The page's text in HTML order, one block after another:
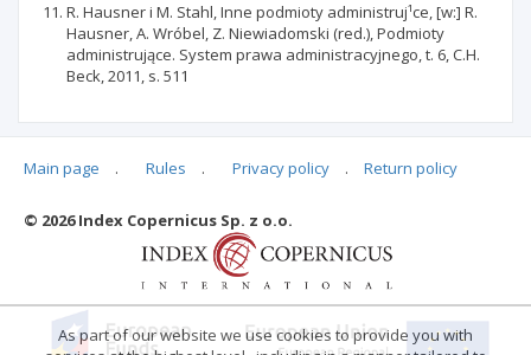
R. Hausner i M. Stahl, Inne podmioty administruj¹ce, [w:] R.
Hausner, A. Wróbel, Z. Niewiadomski (red.), Podmioty
administrujące. System prawa administracyjnego, t. 6, C.H.
Beck, 2011, s. 511
Articles quoting
Main page . Rules . Privacy policy . Return policy
© 2026 Index Copernicus Sp. z o.o.
As part of our website we use cookies to provide you with